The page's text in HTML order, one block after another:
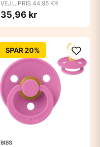
VEJL. PRIS 44,95 KR
35,96 kr
SPAR 20%
BIBS